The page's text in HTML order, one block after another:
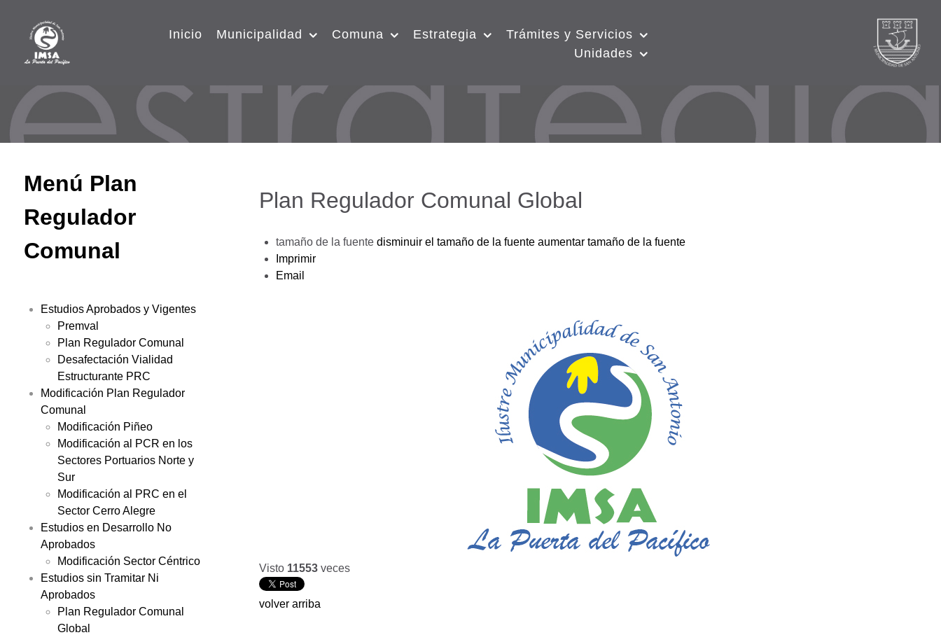
Inicio Municipalidad Comuna Estrategia
Trámites y Servicios
Unidades
Menú Plan
Regulador
Comunal
Estudios Aprobados y Vigentes
Premval
Plan Regulador Comunal
Desafectación Vialidad
Estructurante PRC
Modificación Plan Regulador
Comunal
Modificación Piñeo
Modificación al PCR en los
Sectores Portuarios Norte y
Sur
Modificación al PRC en el
Sector Cerro Alegre
Estudios en Desarrollo No
Aprobados
Modificación Sector Céntrico
Estudios sin Tramitar Ni
Aprobados
Plan Regulador Comunal
Global
Plan Regulador Comunal Global
tamaño de la fuente disminuir el tamaño de la fuente aumentar tamaño de la fuente
Imprimir
Email
Visto 11553 veces
volver arriba